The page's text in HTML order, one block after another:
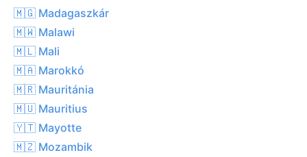
🇲🇬 Madagaszkár
🇲🇼 Malawi
🇲🇱 Mali
🇲🇦 Marokkó
🇲🇷 Mauritánia
🇲🇺 Mauritius
🇾🇹 Mayotte
🇲🇿 Mozambik